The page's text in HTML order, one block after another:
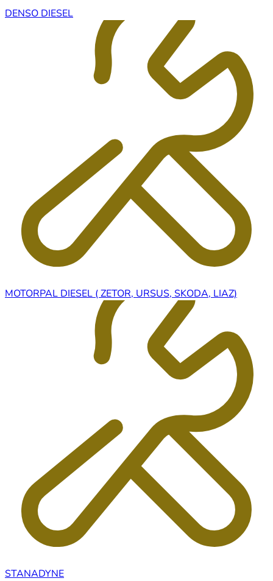
DENSO DIESEL
MOTORPAL DIESEL ( ZETOR, URSUS, SKODA, LIAZ)
STANADYNE